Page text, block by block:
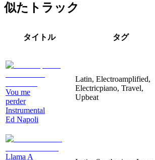
似たトラック
タイトル タグ
Vou me
perder
Instrumental
Ed Napoli
Latin, Electroamplified,
Electricpiano, Travel,
Upbeat
Llama A